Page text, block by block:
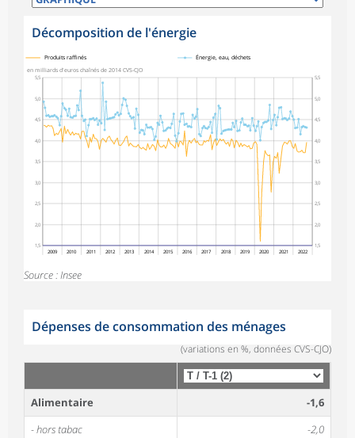
Décomposition de l'énergie
1,5
2,0
2,5
3,0
3,5
4,0
4,5
5,0
5,5
1,5
2,0
2,5
3,0
3,5
4,0
4,5
5,0
5,5
en milliards d'euros chaînés de 2014 CVS-CJO
2009 2010 2011 2012 2013 2014 2015 2016 2017 2018 2019 2020 2021 2022
Produits raffinés Énergie, eau, déchets
Source : Insee
Dépenses de consommation des ménages
(variations en %, données CVS-CJO)
Alimentaire
-1,6
- hors tabac
-2,0